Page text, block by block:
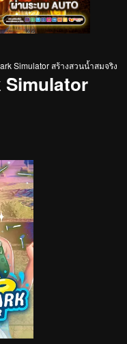
Simulator สร้างสวนน้ำสมจริง
Simulator